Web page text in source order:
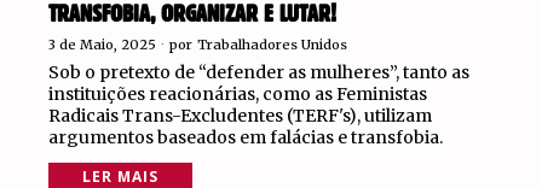
TRANSFOBIA, ORGANIZAR E LUTAR!
3 de Maio, 2025 por Trabalhadores Unidos
Sob o pretexto de “defender as mulheres”, tanto as
instituições reacionárias, como as Feministas
Radicais Trans-Excludentes (TERF's), utilizam
argumentos baseados em falácias e transfobia.
LER MAIS